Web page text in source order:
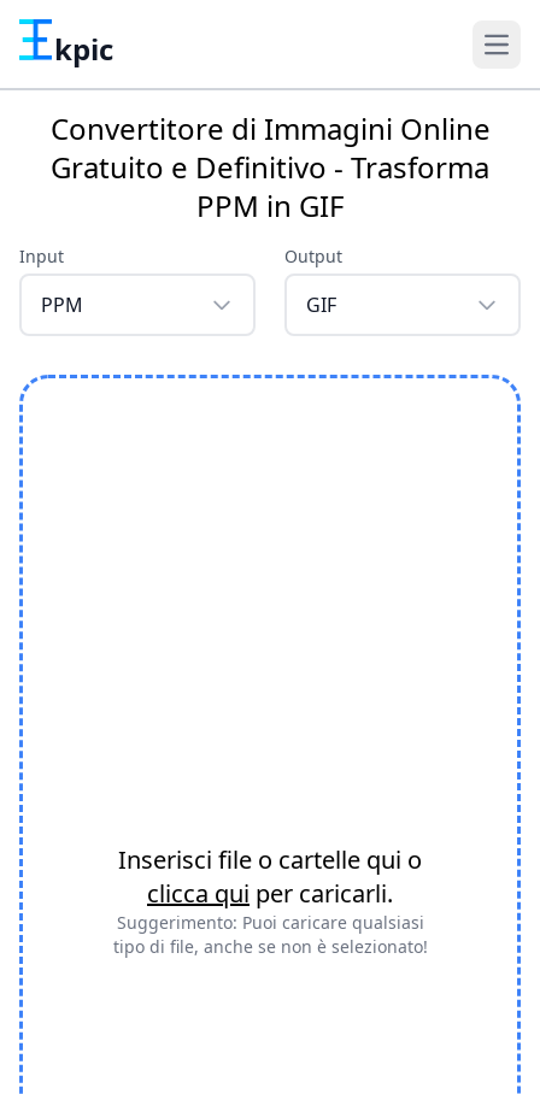
kpic
Convertitore di Immagini Online
Gratuito e Definitivo - Trasforma
PPM in GIF
Input
PPM
Output
GIF
Inserisci file o cartelle qui o
clicca qui per caricarli.
Suggerimento: Puoi caricare qualsiasi
tipo di file, anche se non è selezionato!